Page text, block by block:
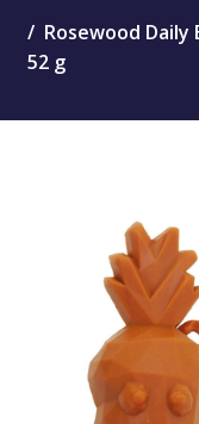
Rosewood
52 g